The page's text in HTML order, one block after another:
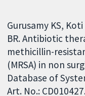
Gurusamy KS,
BR. Antibiotic
methicillin-
(MRSA) in non
Database of
Art. No.: